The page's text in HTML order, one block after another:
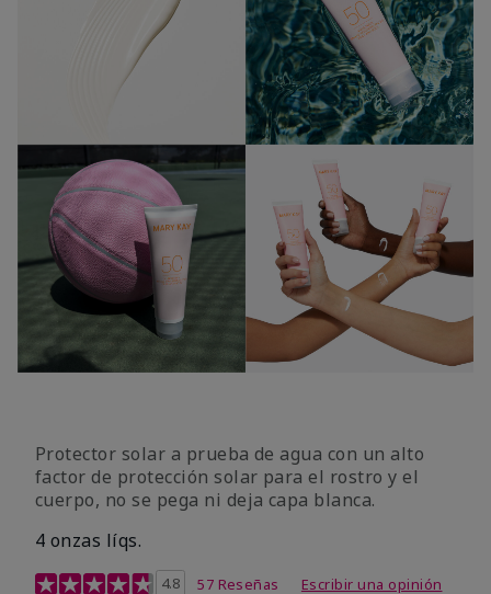
Protector solar a prueba de agua con un alto
factor de protección solar para el rostro y el
cuerpo, no se pega ni deja capa blanca.
4 onzas líqs.
Calificación de clientes de 4,2 de 5
4.8 57 Reseñas Escribir una opinión